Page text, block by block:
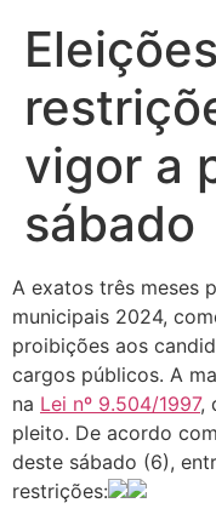
vigor a
sábado
A exatos três meses
municipais 2024,
proibições aos
cargos públicos. A
na Lei nº 9.504/1997,
pleito. De acordo
deste sábado (6),
restrições: